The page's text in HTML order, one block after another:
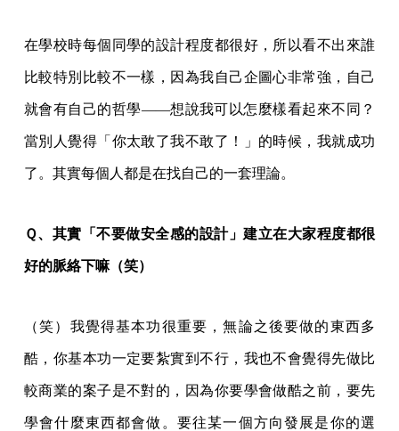
在學校時每個同學的設計程度都很好，所以看不出來誰
比較特別比較不一樣，因為我自己企圖心非常強，自己
就會有自己的哲學——想說我可以怎麼樣看起來不同？
當別人覺得「你太敢了我不敢了！」的時候，我就成功
了。其實每個人都是在找自己的一套理論。
Ｑ、其實「不要做安全感的設計」建立在大家程度都很
好的脈絡下嘛（笑）
（笑）我覺得基本功很重要，無論之後要做的東西多
酷，你基本功一定要紮實到不行，我也不會覺得先做比
較商業的案子是不對的，因為你要學會做酷之前，要先
學會什麼東西都會做。要往某一個方向發展是你的選